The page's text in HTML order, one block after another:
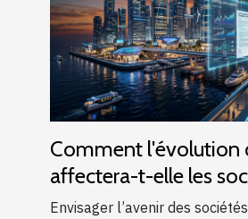
Comment l'évolution
affectera-t-elle les
offshore en 2026 ?
Envisager l’avenir des